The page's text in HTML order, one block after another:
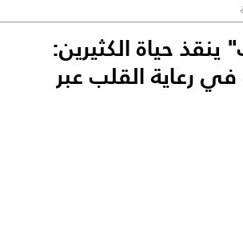
حياة الكثيرين:
في رعاية القلب عبر